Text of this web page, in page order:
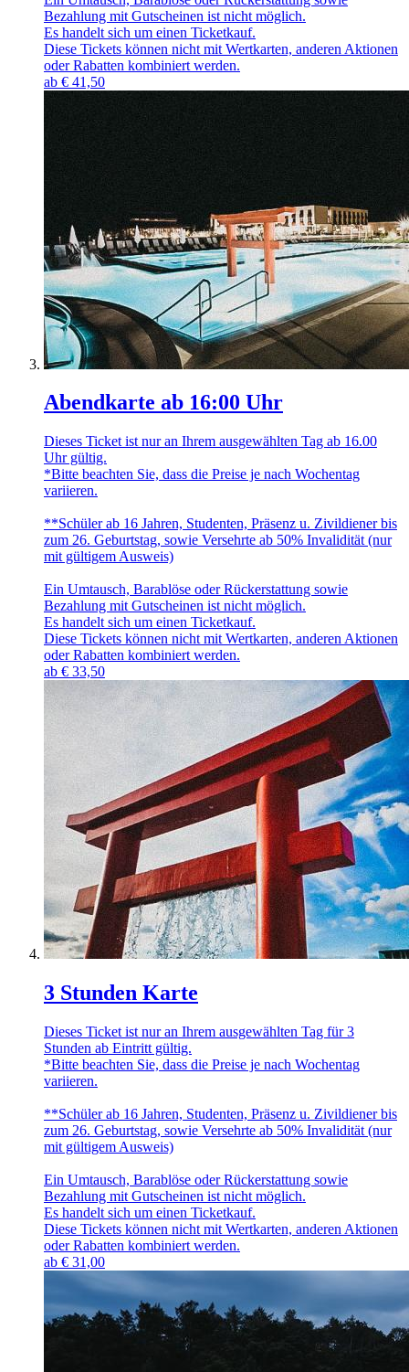
Bezahlung mit Gutscheinen ist nicht möglich.
Es handelt sich um einen Ticketkauf.
Diese Tickets können nicht mit Wertkarten, anderen Aktionen
oder Rabatten kombiniert werden.
ab € 41,50
Abendkarte ab 16:00 Uhr
Dieses Ticket ist nur an Ihrem ausgewählten Tag ab 16.00
Uhr gültig.
*Bitte beachten Sie, dass die Preise je nach Wochentag
variieren.
**Schüler ab 16 Jahren, Studenten, Präsenz u. Zivildiener bis
zum 26. Geburtstag, sowie Versehrte ab 50% Invalidität (nur
mit gültigem Ausweis)
Ein Umtausch, Barablöse oder Rückerstattung sowie
Bezahlung mit Gutscheinen ist nicht möglich.
Es handelt sich um einen Ticketkauf.
Diese Tickets können nicht mit Wertkarten, anderen Aktionen
oder Rabatten kombiniert werden.
ab € 33,50
3 Stunden Karte
Dieses Ticket ist nur an Ihrem ausgewählten Tag für 3
Stunden ab Eintritt gültig.
*Bitte beachten Sie, dass die Preise je nach Wochentag
variieren.
**Schüler ab 16 Jahren, Studenten, Präsenz u. Zivildiener bis
zum 26. Geburtstag, sowie Versehrte ab 50% Invalidität (nur
mit gültigem Ausweis)
Ein Umtausch, Barablöse oder Rückerstattung sowie
Bezahlung mit Gutscheinen ist nicht möglich.
Es handelt sich um einen Ticketkauf.
Diese Tickets können nicht mit Wertkarten, anderen Aktionen
oder Rabatten kombiniert werden.
ab € 31,00